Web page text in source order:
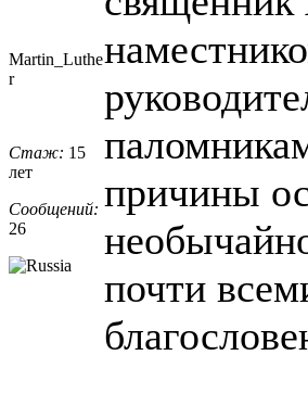
Martin_Luthe
r
Стаж: 15
лет
Сообщений:
26
причины
почти